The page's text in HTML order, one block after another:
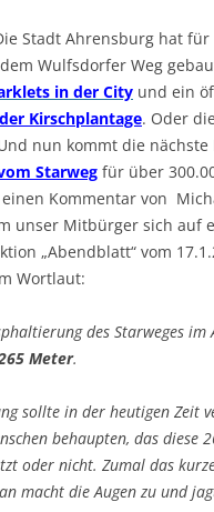
Stadt Ahrensburg hat für
Wulfsdorfer Weg
in der City und ein
Kirschplantage. Oder die
nun kommt die nächste
Starweg für über
Kommentar von
unser Mitbürger sich auf
„Abendblatt“ vom
Wortlaut:
des Starweges
Meter.
sollte in der heutigen Zeit
behaupten, das diese
oder nicht. Zumal das
macht die Augen zu und